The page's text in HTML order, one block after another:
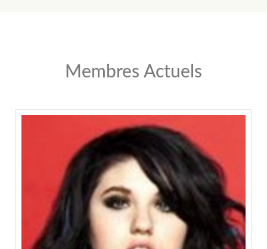
Membres Actuels